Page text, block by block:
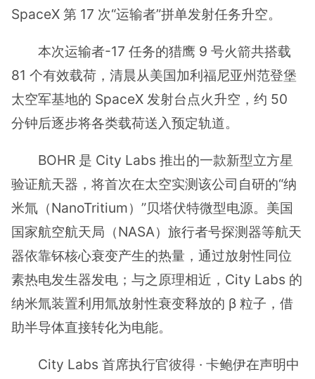
SpaceX 第 17 次“运输者”拼单发射任务升空。
本次运输者-17 任务的猎鹰 9 号火箭共搭载
81 个有效载荷，清晨从美国加利福尼亚州范登堡
太空军基地的 SpaceX 发射台点火升空，约 50
分钟后逐步将各类载荷送入预定轨道。
BOHR 是 City Labs 推出的一款新型立方星
验证航天器，将首次在太空实测该公司自研的“纳
米氚（NanoTritium）”贝塔伏特微型电源。美国
国家航空航天局（NASA）旅行者号探测器等航天
器依靠钚核心衰变产生的热量，通过放射性同位
素热电发生器发电；与之原理相近，City Labs 的
纳米氚装置利用氚放射性衰变释放的 β 粒子，借
助半导体直接转化为电能。
City Labs 首席执行官彼得 · 卡鲍伊在声明中